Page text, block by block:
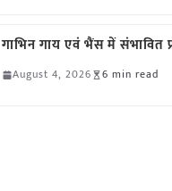
गाभिन गाय एवं भैंस में संभावित
August 4, 2026 6 min read